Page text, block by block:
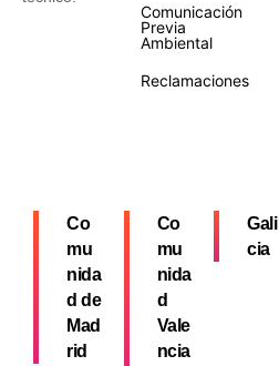
Comunicación
Previa
Ambiental
Reclamaciones
Co
mu
nida
d de
Mad
rid
Co
mu
nida
d
Vale
ncia
Gali
cia